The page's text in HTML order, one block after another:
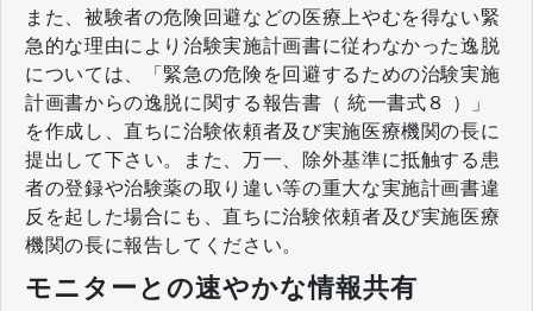
また、被験者の危険回避などの医療上やむを得ない緊
急的な理由により治験実施計画書に従わなかった逸脱
については、「緊急の危険を回避するための治験実施
計画書からの逸脱に関する報告書（ 統一書式８ ）」
を作成し、直ちに治験依頼者及び実施医療機関の長に
提出して下さい。また、万一、除外基準に抵触する患
者の登録や治験薬の取り違い等の重大な実施計画書違
反を起した場合にも、直ちに治験依頼者及び実施医療
機関の長に報告してください。
モニターとの速やかな情報共有